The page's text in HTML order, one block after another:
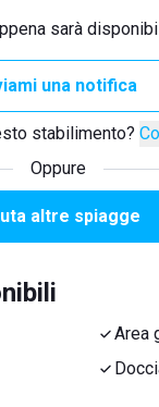
sarà
una notifica
stabilimento?
Oppure
altre spiagge
Area